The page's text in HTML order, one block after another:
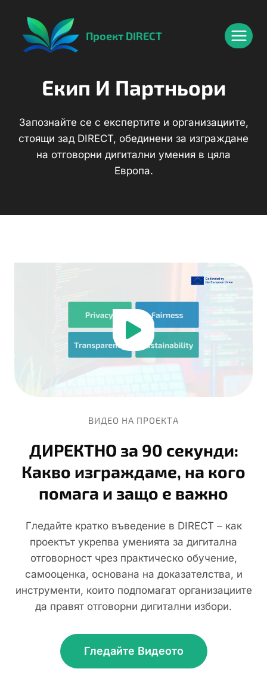
съдържанието
Проект DIRECT
Екип И Партньори
Запознайте се с експертите и организациите,
стоящи зад DIRECT, обединени за изграждане
на отговорни дигитални умения в цяла
Европа.
ВИДЕО НА ПРОЕКТА
ДИРЕКТНО за 90 секунди:
Какво изграждаме, на кого
помага и защо е важно
Гледайте кратко въведение в DIRECT – как
проектът укрепва уменията за дигитална
отговорност чрез практическо обучение,
самооценка, основана на доказателства, и
инструменти, които подпомагат организациите
да правят отговорни дигитални избори.
Гледайте Видеото